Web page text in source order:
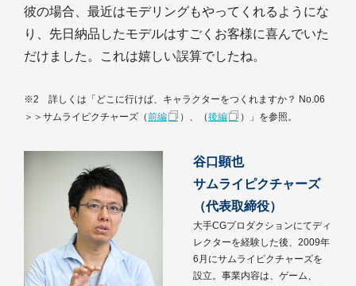
彼の場合、最近はモデリングもやってくれるようにな
り、先日納品したモデルはすごくお客様に喜んでいた
だけました。これは嬉しい誤算でしたね。
※2 詳しくは「どこに行けば、キャラクターをつくれますか？ No.06
＞＞サムライピクチャーズ（前編 ）、（後編 ）」を参照。
谷口顕也
サムライピクチャーズ
（代表取締役）
大手CGプロダクションにてディ
レクターを経験した後、2009年
6月にサムライピクチャーズを
設立。事業内容は、ゲーム、